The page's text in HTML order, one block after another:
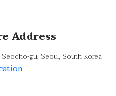
Address
gu, Seoul, South Korea